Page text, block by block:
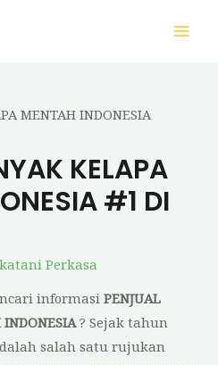
KELAPA
#1 DI
Perkasa
informasiPENJUAL
INDONESIA? Sejak tahun
salah satu rujukan